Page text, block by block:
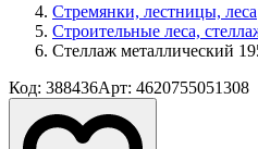
Стремянки, лестницы, леса
Строительные леса,
Стеллаж металлический
Код: 388436Арт: 4620755051308